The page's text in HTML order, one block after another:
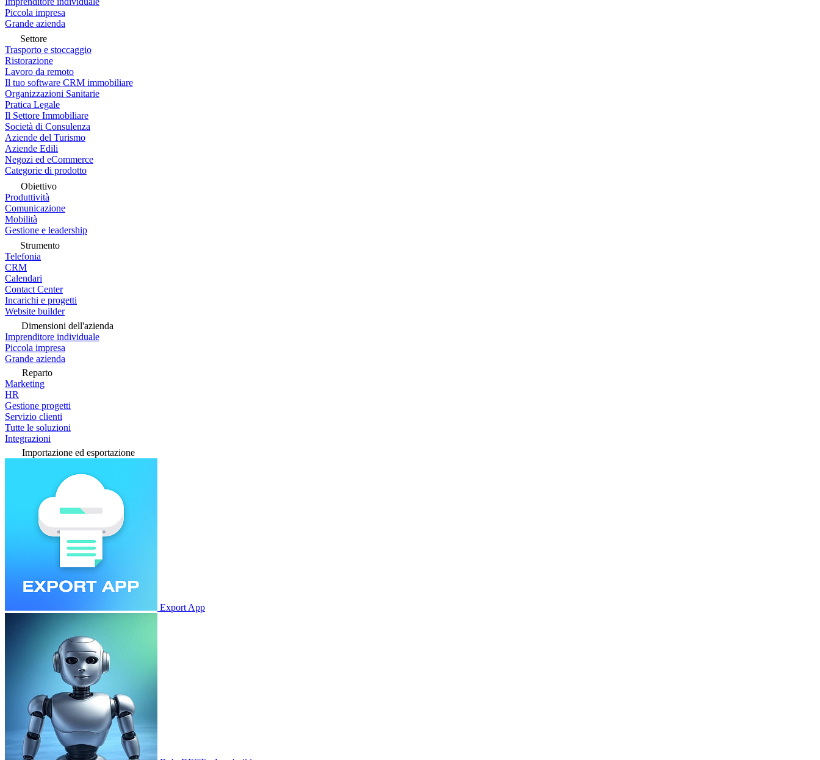
Piccola impresa
Grande azienda
Settore
Trasporto e stoccaggio
Ristorazione
Lavoro da remoto
Il tuo software CRM immobiliare
Organizzazioni Sanitarie
Pratica Legale
Il Settore Immobiliare
Società di Consulenza
Aziende del Turismo
Aziende Edili
Negozi ed eCommerce
Categorie di prodotto
Obiettivo
Produttività
Comunicazione
Mobilità
Gestione e leadership
Strumento
Telefonia
CRM
Calendari
Contact Center
Incarichi e progetti
Website builder
Dimensioni dell'azienda
Imprenditore individuale
Piccola impresa
Grande azienda
Reparto
Marketing
HR
Gestione progetti
Servizio clienti
Tutte le soluzioni
Integrazioni
Importazione ed esportazione
Export App